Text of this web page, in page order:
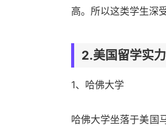
高。所以这类学生深
2.美国留学实
1、哈佛大学
哈佛大学坐落于美国